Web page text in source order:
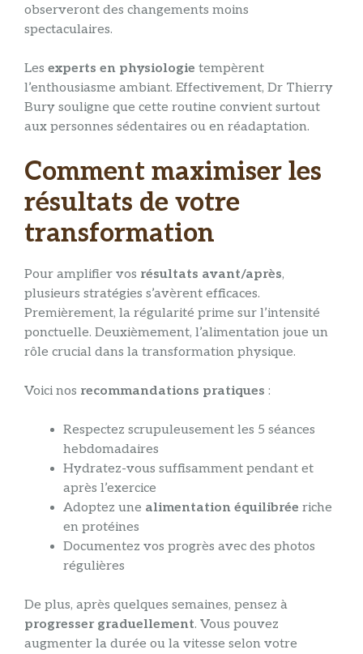
observeront des changements moins
spectaculaires.
Les experts en physiologie tempèrent
l’enthousiasme ambiant. Effectivement, Dr Thierry
Bury souligne que cette routine convient surtout
aux personnes sédentaires ou en réadaptation.
Comment maximiser les
résultats de votre
transformation
Pour amplifier vos résultats avant/après,
plusieurs stratégies s’avèrent efficaces.
Premièrement, la régularité prime sur l’intensité
ponctuelle. Deuxièmement, l’alimentation joue un
rôle crucial dans la transformation physique.
Voici nos recommandations pratiques :
Respectez scrupuleusement les 5 séances
hebdomadaires
Hydratez-vous suffisamment pendant et
après l’exercice
Adoptez une alimentation équilibrée riche
en protéines
Documentez vos progrès avec des photos
régulières
De plus, après quelques semaines, pensez à
progresser graduellement. Vous pouvez
augmenter la durée ou la vitesse selon votre